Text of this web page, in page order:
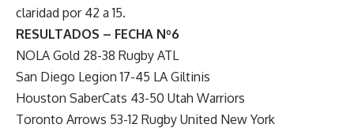
claridad por 42 a 15.
RESULTADOS – FECHA Nº6
NOLA Gold 28-38 Rugby ATL
San Diego Legion 17-45 LA Giltinis
Houston SaberCats 43-50 Utah Warriors
Toronto Arrows 53-12 Rugby United New York